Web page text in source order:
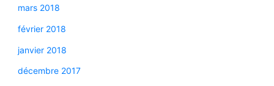
mars 2018
février 2018
janvier 2018
décembre 2017